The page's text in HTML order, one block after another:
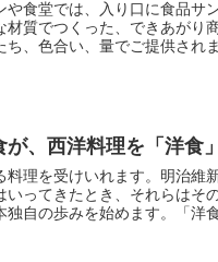
食堂では、入り口に食品サ
材質でつくった、できあがり
ち、色合い、量でご提供され
が、西洋料理を「洋食
理を受けいれます。明治維
いってきたとき、それらはそ
独自の歩みを始めます。「洋